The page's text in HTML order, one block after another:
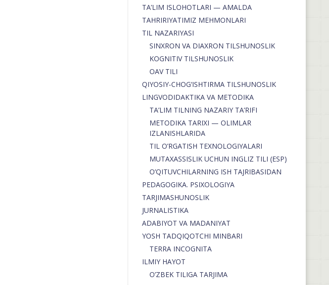
TA’LIM ISLOHOTLARI — AMALDA
TAHRIRIYATIMIZ MEHMONLARI
TIL NAZARIYASI
SINXRON VA DIAXRON TILSHUNOSLIK
KOGNITIV TILSHUNOSLIK
OAV TILI
QIYOSIY-CHOG‘ISHTIRMA TILSHUNOSLIK
LINGVODIDAKTIKA VA METODIKA
TA’LIM TILNING NAZARIY TA’RIFI
METODIKA TARIXI — OLIMLAR
IZLANISHLARIDA
TIL O’RGATISH TEXNOLOGIYALARI
MUTAXASSISLIK UCHUN INGLIZ TILI (ESP)
O’QITUVCHILARNING ISH TAJRIBASIDAN
PEDAGOGIKA. PSIXOLOGIYA
TARJIMASHUNOSLIK
JURNALISTIKA
ADABIYOT VA MADANIYAT
YOSH TADQIQOTCHI MINBARI
TERRA INCOGNITA
ILMIY HAYOT
O’ZBEK TILIGA TARJIMA